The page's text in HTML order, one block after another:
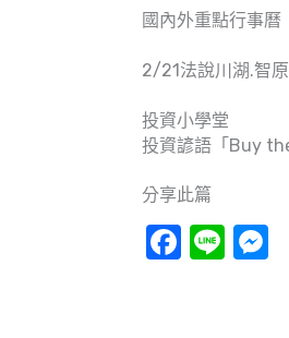
國內外重點行事曆
2/21法說川湖.智原
投資小學堂
投資諺語「Buy
分享此篇
Line